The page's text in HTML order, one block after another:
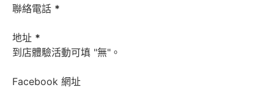
聯絡電話 *
地址 *
到店體驗活動可填 "無"。
Facebook 網址